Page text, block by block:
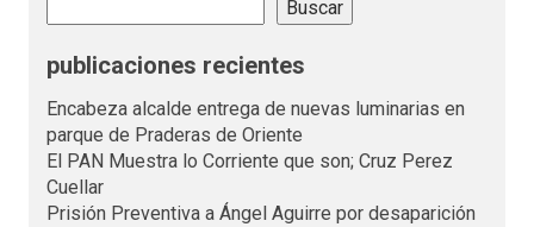
Buscar
publicaciones recientes
Encabeza alcalde entrega de nuevas luminarias en
parque de Praderas de Oriente
El PAN Muestra lo Corriente que son; Cruz Perez
Cuellar
Prisión Preventiva a Ángel Aguirre por desaparición